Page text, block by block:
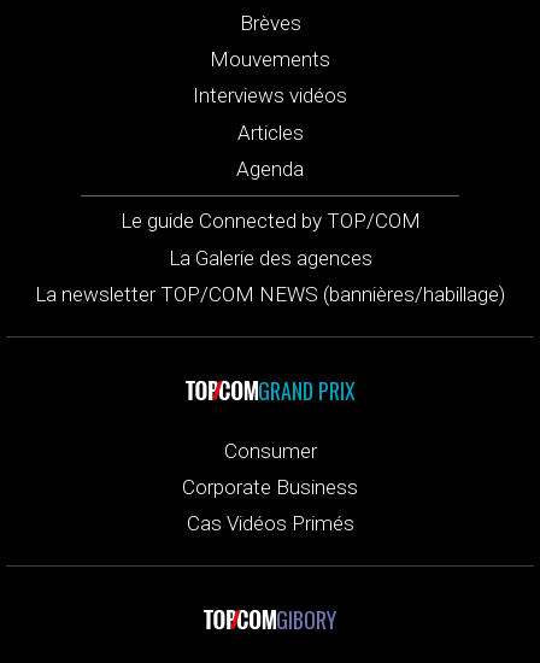
Brèves
Mouvements
Interviews vidéos
Articles
Agenda
Le guide Connected by TOP/COM
La Galerie des agences
La newsletter TOP/COM NEWS (bannières/habillage)
GRAND PRIX
Consumer
Corporate Business
Cas Vidéos Primés
GIBORY